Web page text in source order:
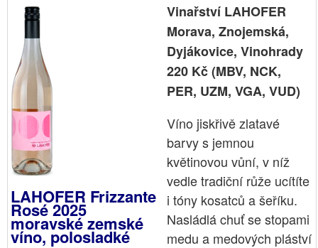
LAHOFER Frizzante
Rosé 2025
moravské zemské
víno, polosladké
Vinařství LAHOFER
Morava, Znojemská,
Dyjákovice, Vinohrady
220 Kč (MBV, NCK,
PER, UZM, VGA, VUD)
Víno jiskřivě zlatavé
barvy s jemnou
květinovou vůní, v níž
vedle tradiční růže ucítíte
i tóny kosatců a šeříku.
Nasládlá chuť se stopami
medu a medových pláství